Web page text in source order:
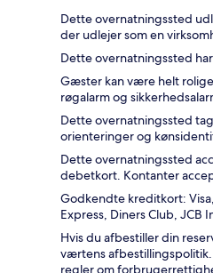
Dette overnatningssted
der udlejer som en
Dette overnatningssted
Gæster kan være helt
røgalarm og
Dette overnatningssted
orienteringer og
Dette overnatningssted
debetkort. Kontanter
Godkendte kreditkort:
Express, Diners Club, JCB
Hvis du afbestiller din
værtens afbestillingspolitik.
regler om